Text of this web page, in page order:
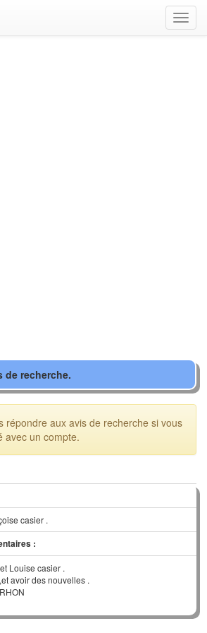
de recherche.
répondre aux avis de recherche si vous
avec un compte.
casier .
:
Louise casier .
avoir des nouvelles .